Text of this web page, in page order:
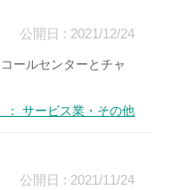
公開日 : 2021/12/24
ールセンターとチャ
： サービス業・その他
公開日 : 2021/11/24